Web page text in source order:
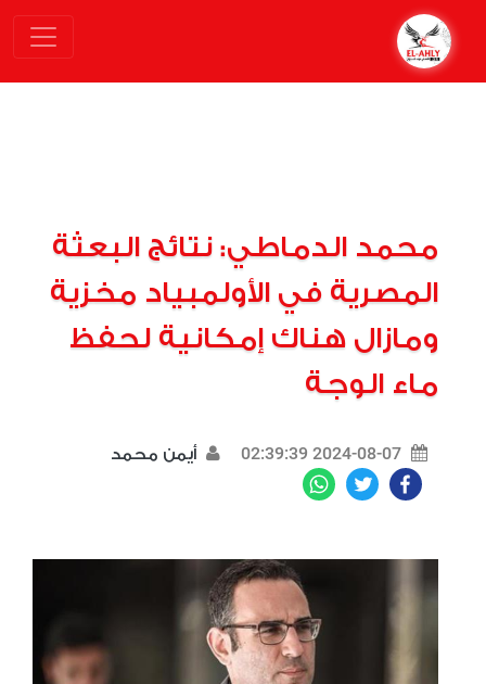
محمد الدماطي: نتائج البعثة
المصرية في الأولمبياد مخزية
ومازال هناك إمكانية لحفظ
ماء الوجة
2024-08-07 02:39:39 أيمن محمد
Facebook
Twitter